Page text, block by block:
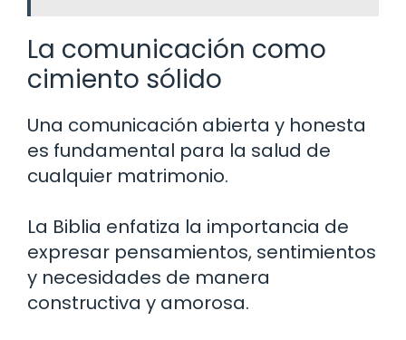
La comunicación como
cimiento sólido
Una comunicación abierta y honesta
es fundamental para la salud de
cualquier matrimonio.
La Biblia enfatiza la importancia de
expresar pensamientos, sentimientos
y necesidades de manera
constructiva y amorosa.